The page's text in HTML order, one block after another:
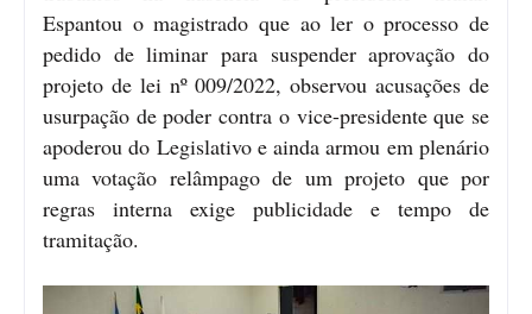
Espantou o magistrado que ao ler o processo de
pedido de liminar para suspender aprovação do
projeto de lei nº 009/2022, observou acusações de
usurpação de poder contra o vice-presidente que se
apoderou do Legislativo e ainda armou em plenário
uma votação relâmpago de um projeto que por
regras interna exige publicidade e tempo de
tramitação.